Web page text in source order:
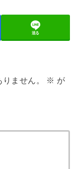
送る
ません。 ※ が